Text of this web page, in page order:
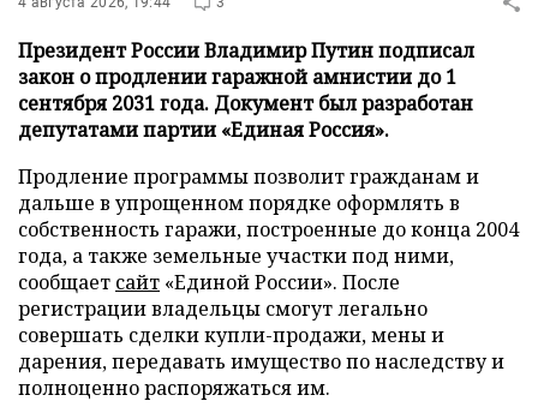
Президент России Владимир Путин подписал
закон о продлении гаражной амнистии до 1
сентября 2031 года. Документ был разработан
депутатами партии «Единая Россия».
Продление программы позволит гражданам и
дальше в упрощенном порядке оформлять в
собственность гаражи, построенные до конца 2004
года, а также земельные участки под ними,
сообщает сайт «Единой России». После
регистрации владельцы смогут легально
совершать сделки купли-продажи, мены и
дарения, передавать имущество по наследству и
полноценно распоряжаться им.